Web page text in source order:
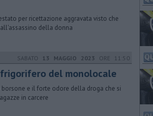
per ricettazione aggravata visto che
della donna
SABATO 13 MAGGIO 2023 ORE 11:50
del monolocale
e il forte odore della droga che si
in carcere